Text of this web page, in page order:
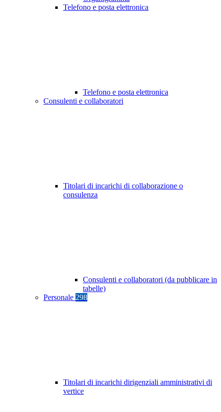
Telefono e posta elettronica
Telefono e posta elettronica
Consulenti e collaboratori
Titolari di incarichi di collaborazione o
consulenza
Consulenti e collaboratori (da pubblicare in
tabelle)
Personale 298
Titolari di incarichi dirigenziali amministrativi di
vertice